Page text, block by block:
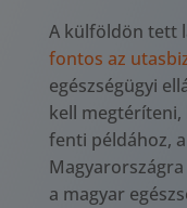
A külföldön tett
fontos az
egészségügyi
kell
fenti példához,
a magyar